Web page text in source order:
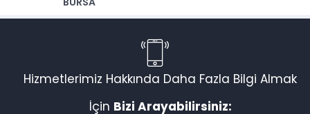
BURSA
Hizmetlerimiz Hakkında Daha Fazla Bilgi Almak
İçin Bizi Arayabilirsiniz: